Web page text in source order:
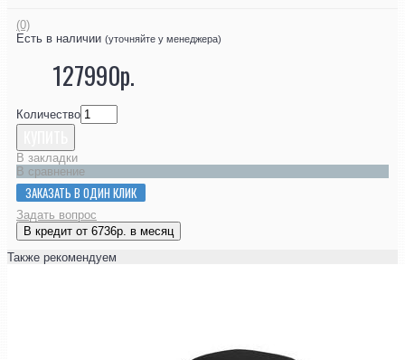
(0)
Есть в наличии (уточняйте у менеджера)
127990р.
Количество
В закладки
В сравнение
ЗАКАЗАТЬ В ОДИН КЛИК
Задать вопрос
В кредит от 6736р. в месяц
Также рекомендуем